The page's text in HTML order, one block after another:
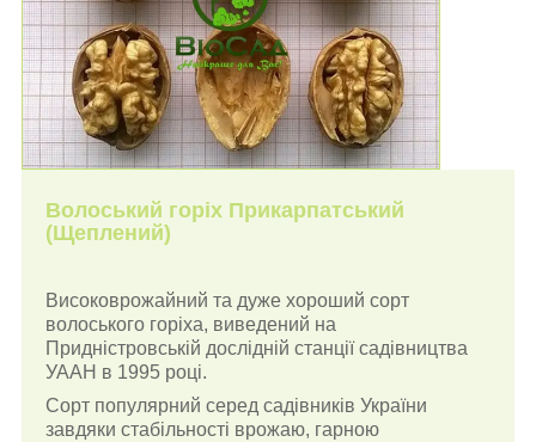
Волоський горіх Прикарпатський
(Щеплений)
Високоврожайний та дуже хороший сорт
волоського горіха, виведений на
Придністровській дослідній станції садівництва
УААН в 1995 році.
Сорт популярний серед садівників України
завдяки стабільності врожаю, гарною